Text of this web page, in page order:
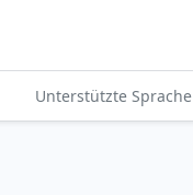
Unterstützte Sprache